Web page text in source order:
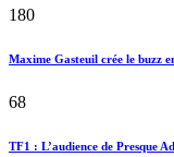
180
Maxime Gasteuil crée le buzz
68
TF1 : L’audience de Presque